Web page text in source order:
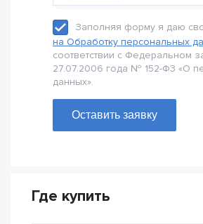
Заполняя форму я даю
на Обработку персональных
соответствии с Федеральном
27.07.2006 года № 152-Ф3 «О
данных».
Оставить заявку
Где купить